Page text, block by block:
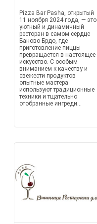
Pizza Bar Pasha, открытый
11 ноября 2024 года, — это
уютный и динамичный
ресторан в самом сердце
Баново Брдо, где
приготовление пиццы
превращается в настоящее
искусство. С особым
вниманием к качеству и
свежести продуктов
опытные мастера
используют традиционные
техники и тщательно
отобранные ингреди...